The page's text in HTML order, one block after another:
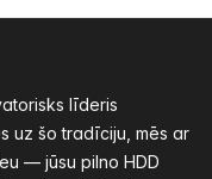
līderis
uz šo tradīciju, mēs ar
— jūsu pilno HDD